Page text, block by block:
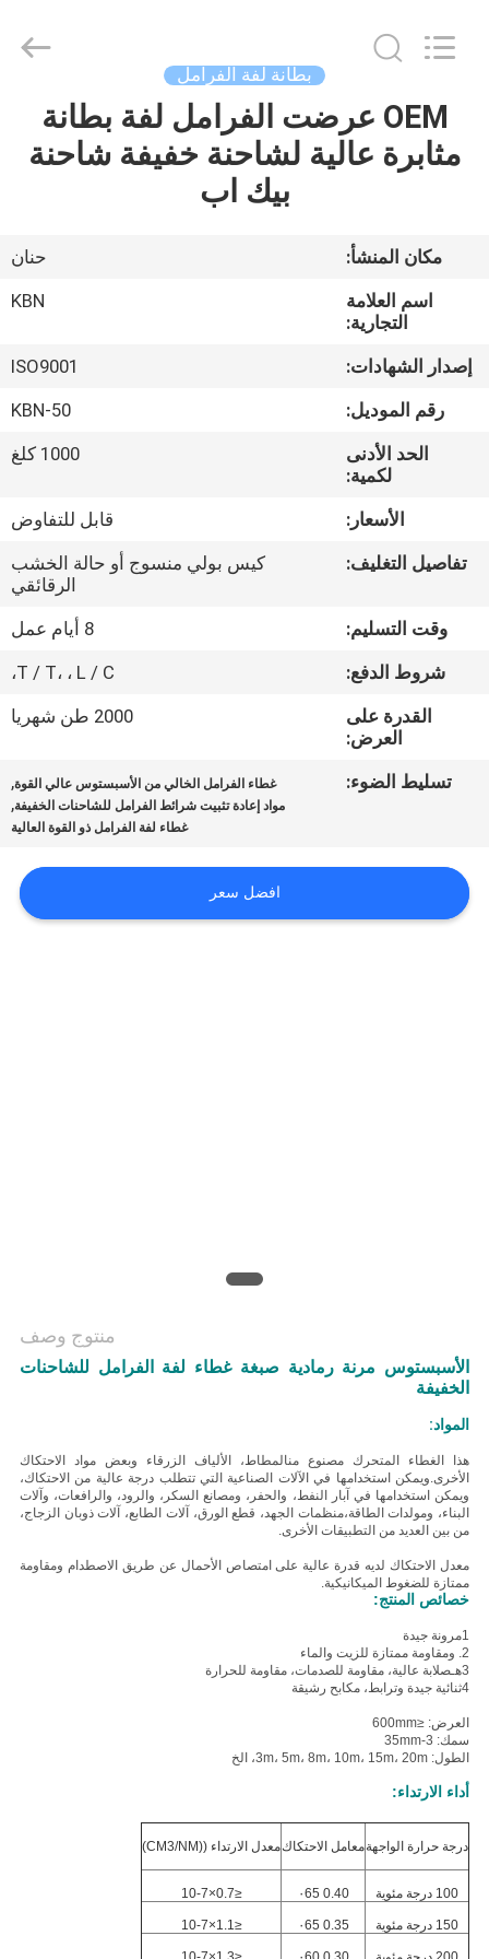
مسكن
معلومات
جولة
المعمل
مراقبة
الجودة
اتصل
اطلب
الموقع
PRIVACY
Reserved.
بطانة لفة الفرامل
OEM عرضت الفرامل لفة بطانة
مثابرة عالية لشاحنة خفيفة شاحنة
بيك اب
مكان المنشأ:
حنان
اسم العلامة
التجارية:
KBN
إصدار الشهادات:
ISO9001
رقم الموديل:
KBN-50
الحد الأدنى
لكمية:
1000 كلغ
الأسعار:
قابل للتفاوض
تفاصيل التغليف:
كيس بولي منسوج أو حالة الخشب
الرقائقي
وقت التسليم:
8 أيام عمل
شروط الدفع:
T / T، ، L / C،
القدرة على
العرض:
2000 طن شهريا
تسليط الضوء: غطاء الفرامل الخالي من الأسبستوس عالي القوة,
مواد إعادة تثبيت شرائط الفرامل للشاحنات الخفيفة,
غطاء لفة الفرامل ذو القوة العالية
افضل سعر
منتوج وصف
الأسبستوس مرنة رمادية صبغة غطاء لفة الفرامل للشاحنات
الخفيفة
المواد:
هذا الغطاء المتحرك مصنوع منالمطاط، الألياف الزرقاء وبعض مواد الاحتكاك
الأخرى.ويمكن استخدامها في الآلات الصناعية التي تتطلب درجة عالية من الاحتكاك،
ويمكن استخدامها في آبار النفط، والحفر، ومصانع السكر، والرود، والرافعات، وآلات
البناء، ومولدات الطاقة،منظمات الجهد، قطع الورق، آلات الطابع، آلات ذوبان الزجاج،
من بين العديد من التطبيقات الأخرى.
معدل الاحتكاك لديه قدرة عالية على امتصاص الأحمال عن طريق الاصطدام ومقاومة
ممتازة للضغوط الميكانيكية.
خصائص المنتج:
1مرونة جيدة
2. و
مقاومة ممتازة للزيت والماء
3هـ
صلابة عالية، مقاومة للصدمات، مقاومة للحرارة
4ثنائية جيدة وترابط، مكابح رشيقة
العرض: ≤600mm
سمك: 3-35mm
الطول: 3m، 5m، 8m، 10m، 15m، 20m، الخ
أداء الارتداء:
درجة حرارة الواجهةمعامل الاحتكاكمعدل الارتداء ((CM3/NM)
100 درجة مئوية 0.40 ٠65 ≤0.7×10-7
150 درجة مئوية 0.35 ٠65 ≤1.1×10-7